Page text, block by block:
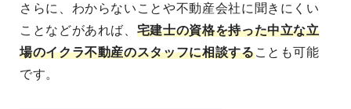
さらに、わからないことや不動産会社に聞きにくい
ことなどがあれば、 宅建士の資格を持った中立な立
場のイクラ不動産のスタッフに相談することも可能
です。